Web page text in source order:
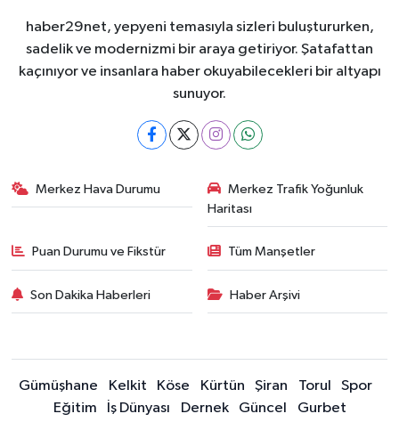
haber29net, yepyeni temasıyla sizleri buluştururken,
sadelik ve modernizmi bir araya getiriyor. Şatafattan
kaçınıyor ve insanlara haber okuyabilecekleri bir altyapı
sunuyor.
Merkez Hava Durumu
Merkez Trafik Yoğunluk
Haritası
Puan Durumu ve Fikstür Tüm Manşetler
Son Dakika Haberleri Haber Arşivi
Gümüşhane Kelkit Köse Kürtün Şiran Torul
Spor
Eğitim
İş Dünyası Dernek Güncel Gurbet